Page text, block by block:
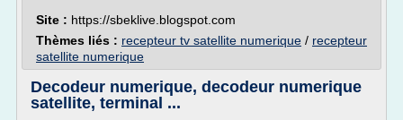
Site : https://sbeklive.blogspot.com
Thèmes liés : recepteur tv satellite numerique / recepteur
satellite numerique
Decodeur numerique, decodeur numerique
satellite, terminal ...